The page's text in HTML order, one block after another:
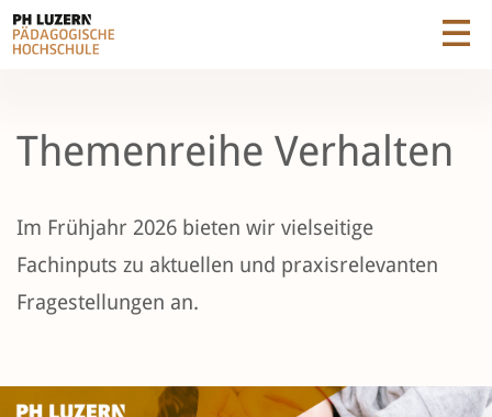
Themenreihe Verhalten
Im Frühjahr 2026 bieten wir vielseitige
Fachinputs zu aktuellen und praxisrelevanten
Fragestellungen an.